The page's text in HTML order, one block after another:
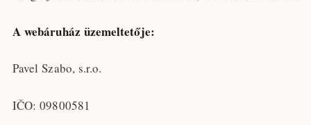
A webáruház üzemeltetője:
Pavel Szabo, s.r.o.
IČO: 09800581